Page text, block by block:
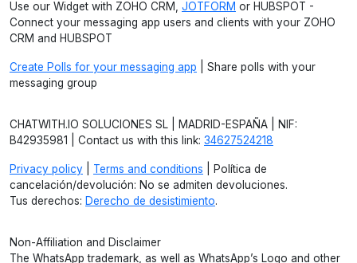
Use our Widget with ZOHO CRM, JOTFORM or HUBSPOT -
Connect your messaging app users and clients with your ZOHO
CRM and HUBSPOT
Create Polls for your messaging app | Share polls with your
messaging group
CHATWITH.IO SOLUCIONES SL | MADRID-ESPAÑA | NIF:
B42935981 | Contact us with this link: 34627524218
Privacy policy Terms and conditions | Política de
cancelación/devolución: No se admiten devoluciones.
Tus derechos: Derecho de desistimiento.
Non-Affiliation and Disclaimer
The WhatsApp trademark, as well as WhatsApp’s Logo and other